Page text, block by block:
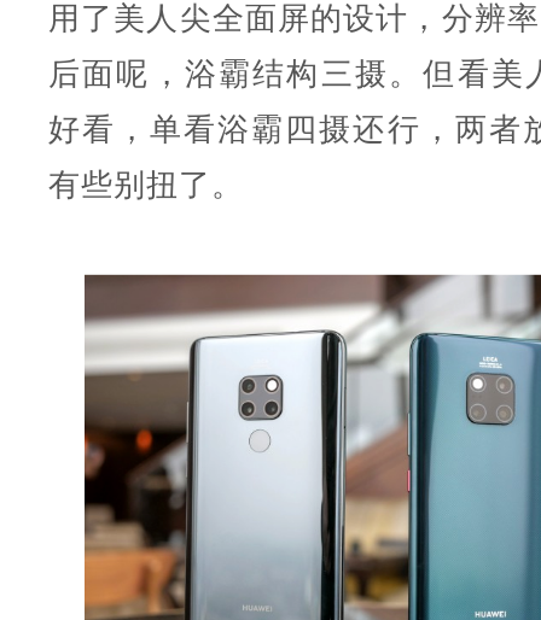
用了美人尖全面屏的设计，分辨
后面呢，浴霸结构三摄。但看美
好看，单看浴霸四摄还行，两者
有些别扭了。